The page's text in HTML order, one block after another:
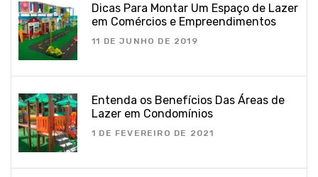
Dicas Para Montar Um Espaço de Lazer
em Comércios e Empreendimentos
11 DE JUNHO DE 2019
Entenda os Benefícios Das Áreas de
Lazer em Condomínios
1 DE FEVEREIRO DE 2021